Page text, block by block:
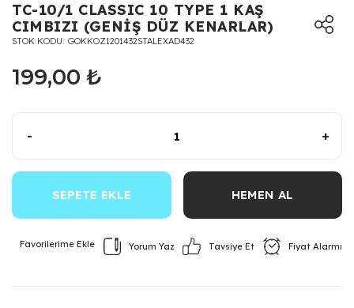
TC-10/1 CLASSIC 10 TYPE 1 KAŞ
CIMBIZI (GENİŞ DÜZ KENARLAR)
STOK KODU GOKKOZ1201432STALEXAD432
199,00 ₺
- +
SEPETE EKLE HEMEN AL
Yorum Yaz Tavsiye Et Fiyat Alarmı